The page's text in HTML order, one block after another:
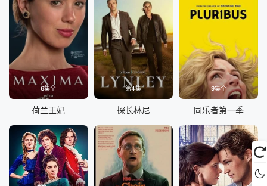
6集全
荷兰王妃
第4集
探长林尼
9集全
同乐者第一季